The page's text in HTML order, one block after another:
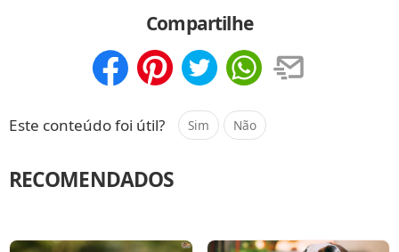
Compartilhe
Este conteúdo foi útil? Sim Não
RECOMENDADOS